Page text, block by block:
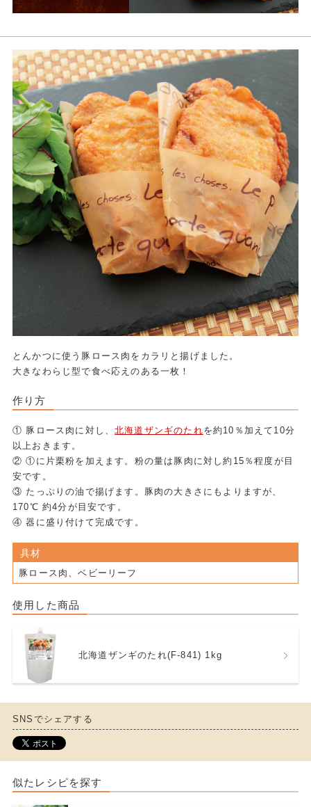
とんかつに使う豚ロース肉をカラリと揚げました。
大きなわらじ型で食べ応えのある一枚！
作り方
① 豚ロース肉に対し、北海道ザンギのたれを約10％加えて10分
以上おきます。
② ①に片栗粉を加えます。粉の量は豚肉に対し約15％程度が目
安です。
③ たっぷりの油で揚げます。豚肉の大きさにもよりますが、
170℃ 約4分が目安です。
④ 器に盛り付けて完成です。
具材
豚ロース肉、ベビーリーフ
使用した商品
北海道ザンギのたれ(F-841) 1kg
SNSでシェアする
似たレシピを探す